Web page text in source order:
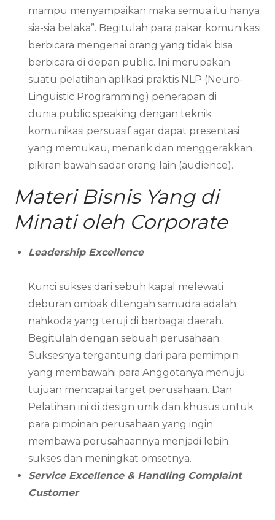
mampu menyampaikan maka semua itu hanya
sia-sia belaka”. Begitulah para pakar komunikasi
berbicara mengenai orang yang tidak bisa
berbicara di depan public. Ini merupakan
suatu pelatihan aplikasi praktis NLP (Neuro-
Linguistic Programming) penerapan di
dunia public speaking dengan teknik
komunikasi persuasif agar dapat presentasi
yang memukau, menarik dan menggerakkan
pikiran bawah sadar orang lain (audience).
Materi Bisnis Yang di
Minati oleh Corporate
Leadership Excellence
Kunci sukses dari sebuh kapal melewati
deburan ombak ditengah samudra adalah
nahkoda yang teruji di berbagai daerah.
Begitulah dengan sebuah perusahaan.
Suksesnya tergantung dari para pemimpin
yang membawahi para Anggotanya menuju
tujuan mencapai target perusahaan. Dan
Pelatihan ini di design unik dan khusus untuk
para pimpinan perusahaan yang ingin
membawa perusahaannya menjadi lebih
sukses dan meningkat omsetnya.
Service Excellence & Handling Complaint
Customer